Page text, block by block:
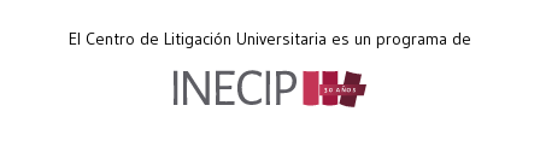
El Centro de Litigación Universitaria es un programa de